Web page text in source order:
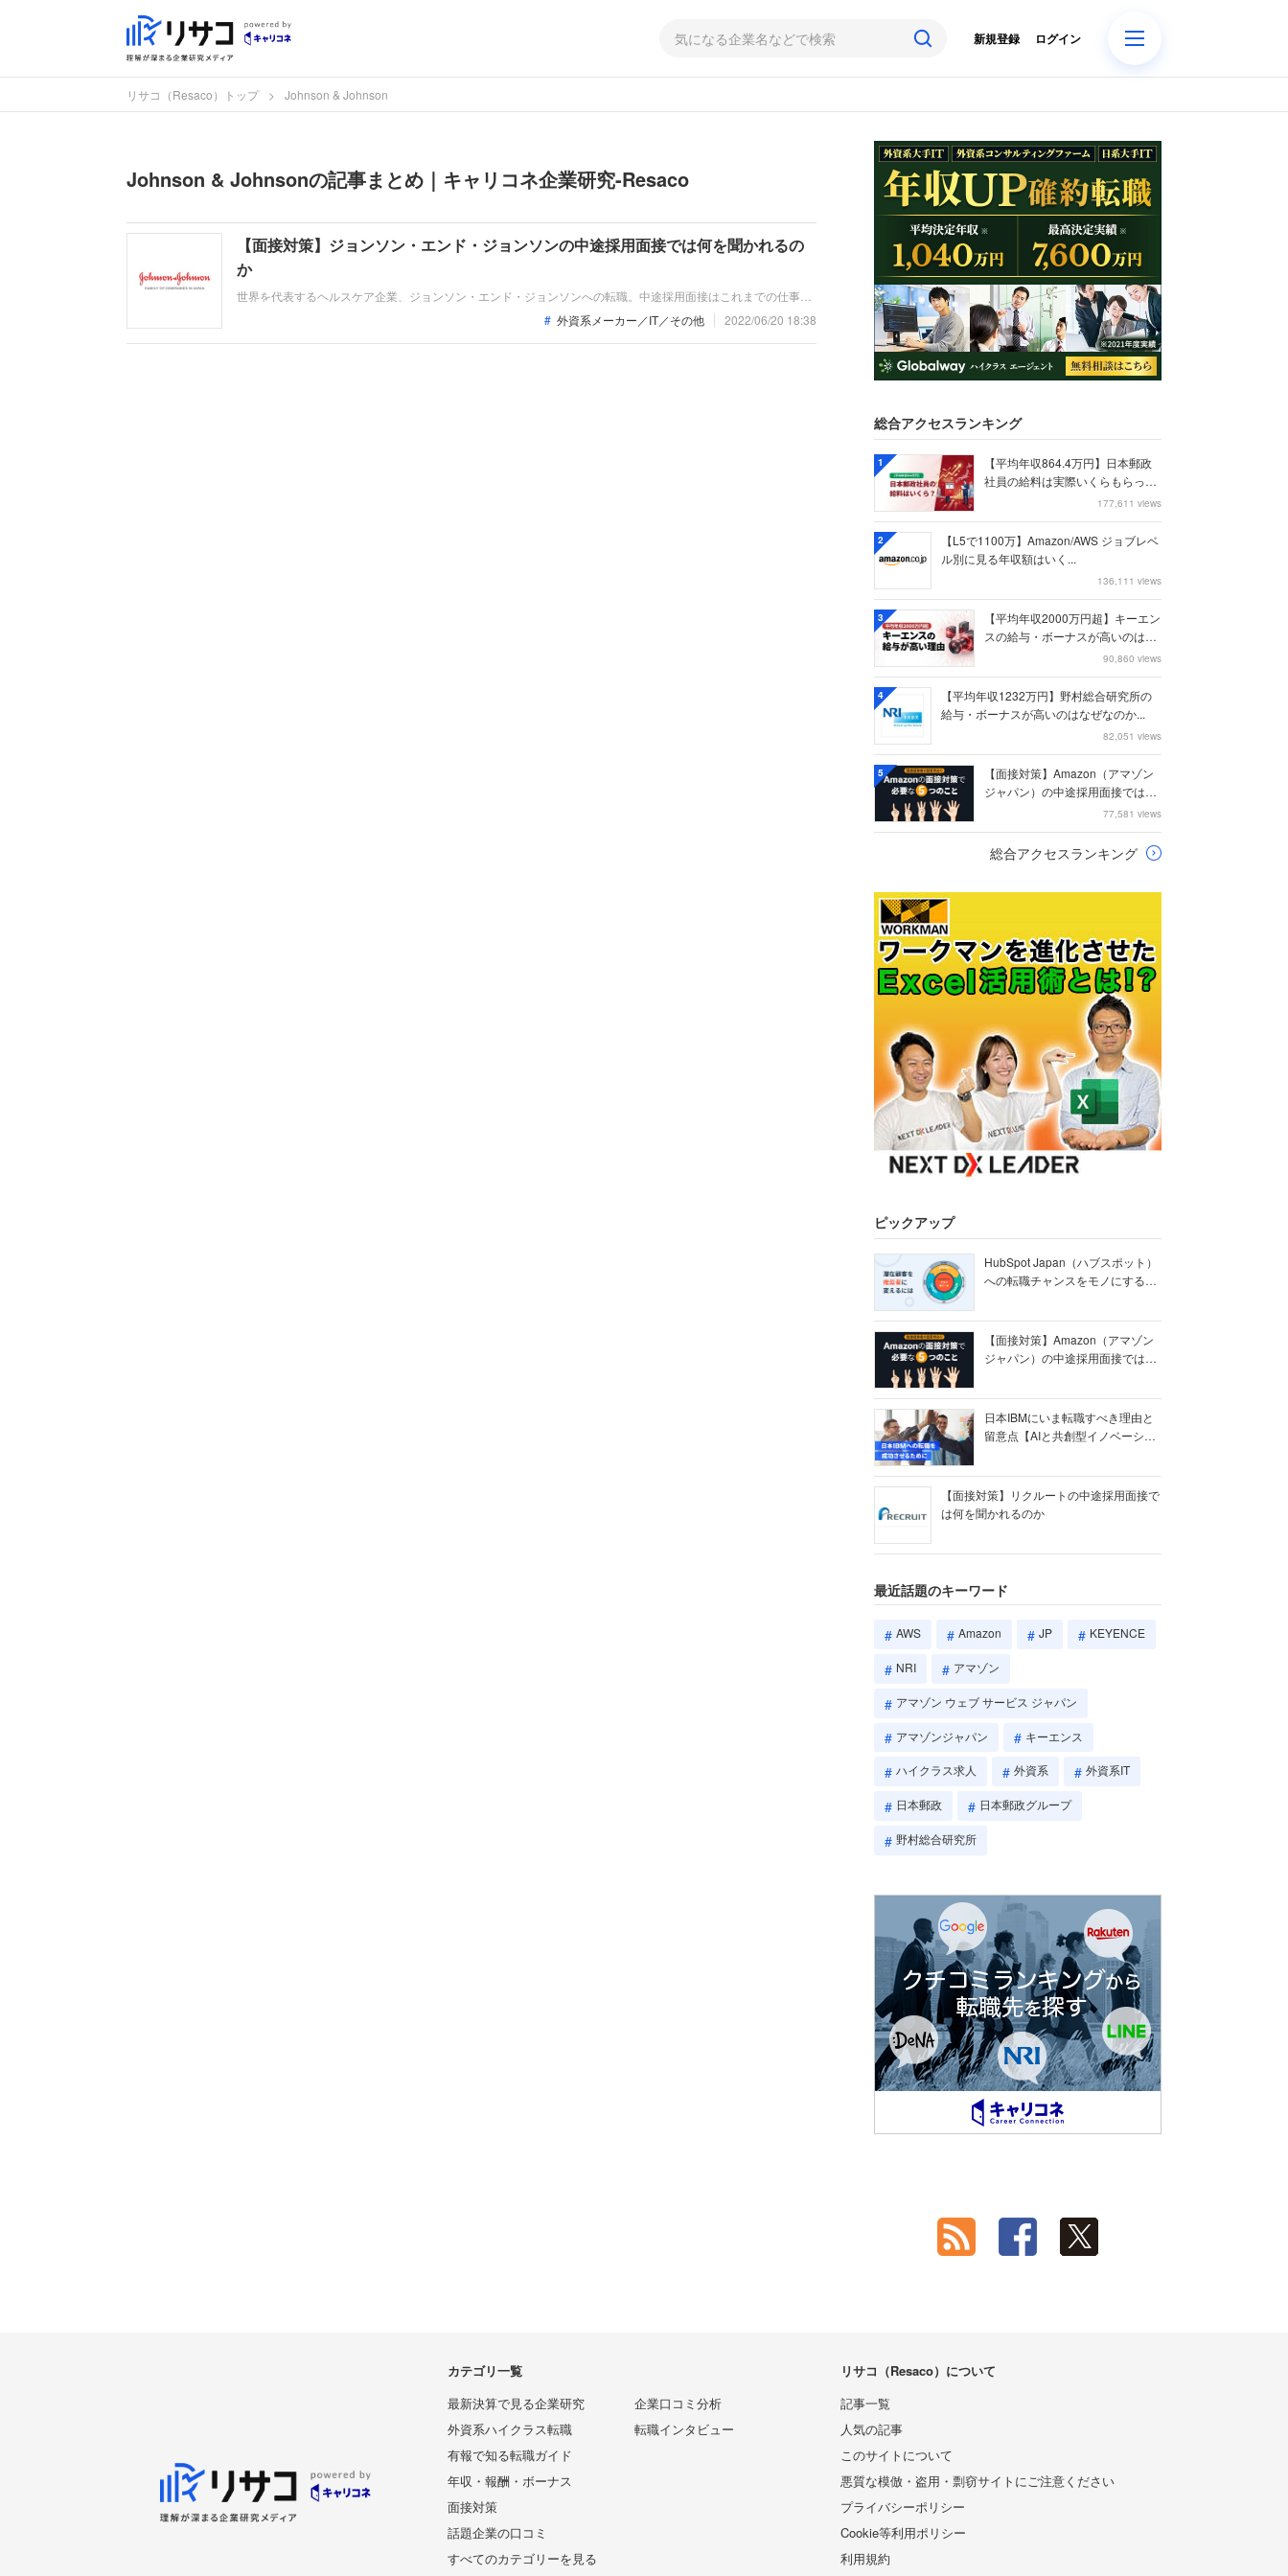
ログイン
新規登録
リサコ（Resaco）トップ Johnson & Johnson
Johnson & Johnsonの記事まとめ｜キャリコネ企業研究-Resaco
【面接対策】ジョンソン・エンド・ジョンソンの中途採用面接では何を聞かれるの
か
世界を代表するヘルスケア企業、ジョンソン・エンド・ジョンソンへの転職。中途採用面接はこれまでの仕事へ
の取り組み方や成果などを具体的に問われるほか、キャリアシートだけではわからない「人間性」も問われま
す。即戦力として、そして共に働く仲間としても多角的に評価されるので、事前にしっかり対策しておきましょ
外資系メーカー／IT／その他 2022/06/20 18:38
総合アクセスランキング
1
【平均年収864.4万円】日本郵政
社員の給料は実際いくらもらって
177,611 views
2
【L5で1100万】Amazon/AWS ジョブレベ
ル別に見る年収額はいく...
136,111 views
3
【平均年収2000万円超】キーエン
スの給与・ボーナスが高いのはな
90,860 views
4
【平均年収1232万円】野村総合研究所の
給与・ボーナスが高いのはなぜなのか...
82,051 views
5
【面接対策】Amazon（アマゾン
ジャパン）の中途採用面接では何
77,581 views
総合アクセスランキング
ピックアップ
HubSpot Japan（ハブスポット）
への転職チャンスをモノにする
【面接対策】Amazon（アマゾン
ジャパン）の中途採用面接では何
日本IBMにいま転職すべき理由と
留意点【AIと共創型イノベーショ
【面接対策】リクルートの中途採用面接で
は何を聞かれるのか
最近話題のキーワード
AWS Amazon JP KEYENCE
NRI アマゾン
アマゾン ウェブ サービス ジャパン
アマゾンジャパン キーエンス
ハイクラス求人 外資系 外資系IT
日本郵政 日本郵政グループ
野村総合研究所
カテゴリ一覧
最新決算で見る企業研究
外資系ハイクラス転職
有報で知る転職ガイド
年収・報酬・ボーナス
面接対策
話題企業の口コミ
企業口コミ分析
転職インタビュー
すべてのカテゴリーを見る
リサコ（Resaco）について
記事一覧
人気の記事
このサイトについて
悪質な模倣・盗用・剽窃サイトにご注意ください
プライバシーポリシー
Cookie等利用ポリシー
利用規約